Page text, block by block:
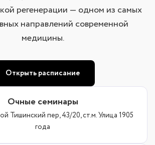
регенерации — одном из самых
направлений современной
медицины.
Открыть расписание
Очные семинары
Тишинский пер, 43/20, ст.м. Улица 1905
года